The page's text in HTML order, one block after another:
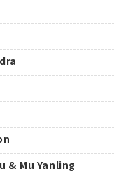
& Mu Yanling